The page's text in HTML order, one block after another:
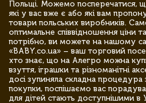
Польщі. Можемо посперечатися,
які у вас вже є або які вам
товари польських виробників.
оптимальне співвідношення ціни
потрібно, ви можете на нашому
«BABY.co.ua» – ваш торговий
хто знає, що на Алегро можна
взуття, іграшки та різноманітні
досі зупиняла складна процедура
покупки, поспішаємо вас
для дітей стають доступнішими в